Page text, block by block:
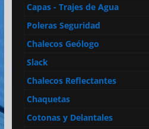
Capas - Trajes de Agua
Poleras Seguridad
Chalecos Geólogo
Slack
Chalecos Reflectantes
Chaquetas
Cotonas y Delantales